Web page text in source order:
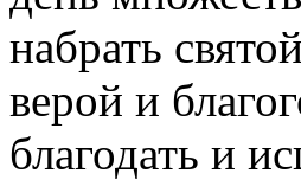
набрать
верой и
благодать и